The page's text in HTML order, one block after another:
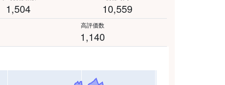
1,504 10,559
高評価数
1,140